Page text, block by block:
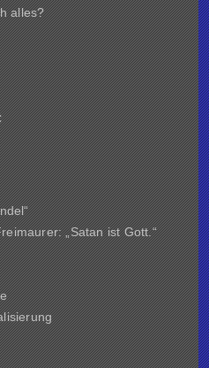
alles?
„Satan ist Gott.“